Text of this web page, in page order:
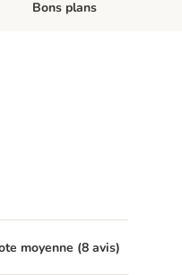
Dérouler les catégories: Top
Bons plans
moyenne (8 avis)